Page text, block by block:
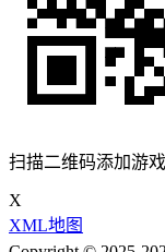
扫描二维码添加游
X
XML地图